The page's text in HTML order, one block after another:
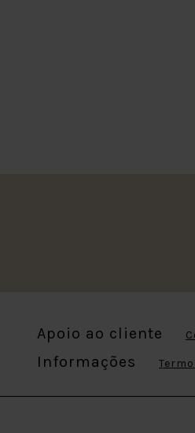
Apoio ao cliente
Informações